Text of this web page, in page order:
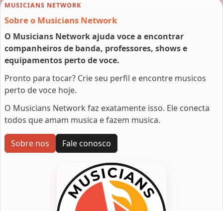
MUSICIANS NETWORK
Sobre o Musicians Network
O Musicians Network ajuda voce a encontrar
companheiros de banda, professores, shows e
equipamentos perto de voce.
Pronto para tocar? Crie seu perfil e encontre musicos
perto de voce hoje.
O Musicians Network faz exatamente isso. Ele conecta
todos que amam musica e fazem musica.
Sobre nos Fale conosco